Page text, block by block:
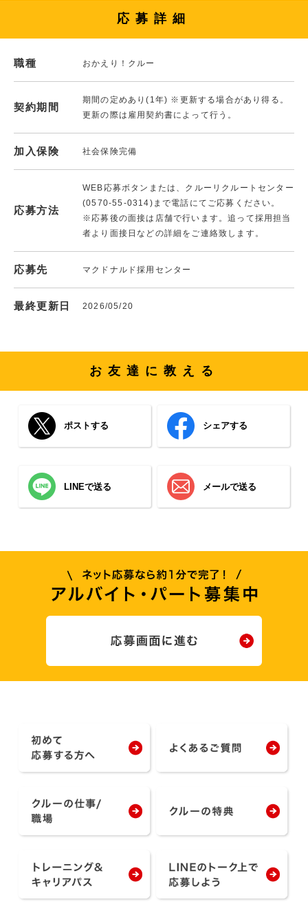
応募詳細
職種 おかえり！クルー
契約期間
期間の定めあり(1年) ※更新する場合があり得る。
更新の際は雇用契約書によって行う。
加入保険 社会保険完備
応募方法
WEB応募ボタンまたは、クルーリクルートセンター
(0570-55-0314)まで電話にてご応募ください。
※応募後の面接は店舗で行います。追って採用担当
者より面接日などの詳細をご連絡致します。
応募先 マクドナルド採用センター
最終更新日 2026/05/20
お友達に教える
ポストする シェアする
LINEで送る メールで送る